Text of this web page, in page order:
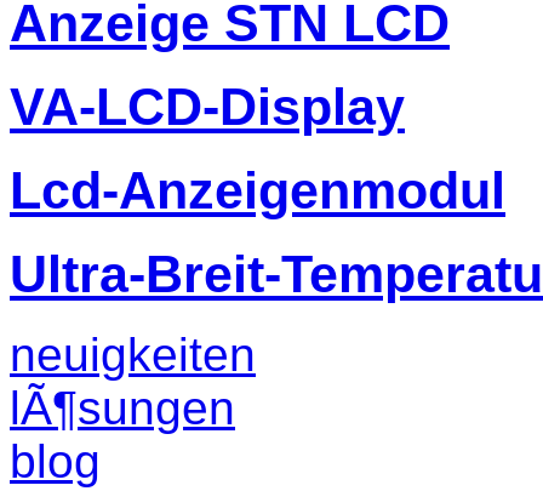
Anzeige STN LCD
VA-LCD-Display
Lcd-Anzeigenmodul
Ultra-Breit-
neuigkeiten
lÃ¶sungen
blog